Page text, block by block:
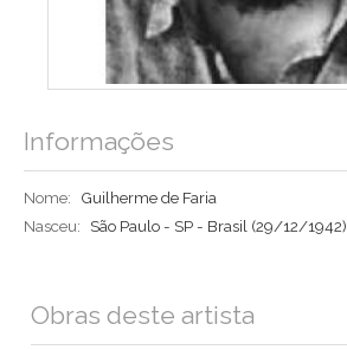
Informações
Nome:
Guilherme de Faria
Nasceu:
São Paulo - SP - Brasil (29/12/1942)
Obras deste artista